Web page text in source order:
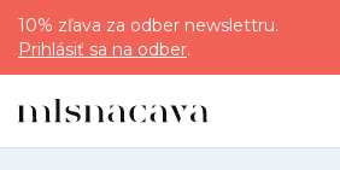
10% zľava za odber newslettru.
Prihlásiť sa na odber.